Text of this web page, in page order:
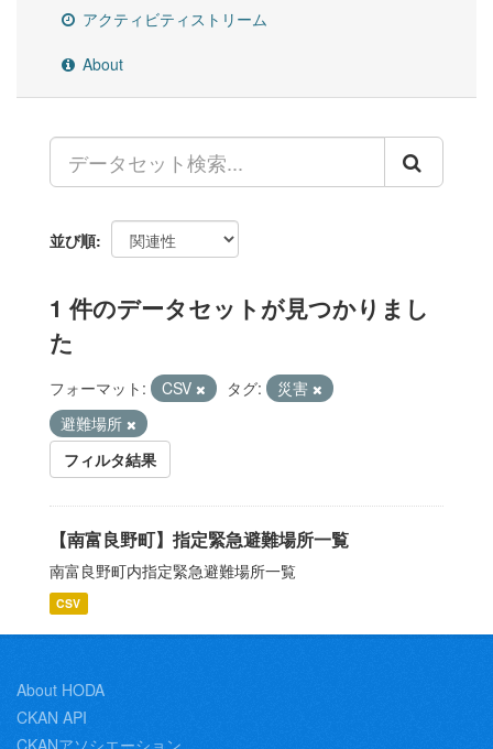
アクティビティストリーム
About
並び順
1 件のデータセットが見つかりまし
た
フォーマット: CSV タグ:
災害
避難場所
フィルタ結果
【南富良野町】指定緊急避難場所一覧
南富良野町内指定緊急避難場所一覧
CSV
About HODA
CKAN API